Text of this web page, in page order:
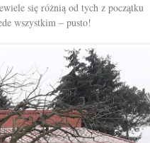
zwiększyć
głośność.
się różnią od tych z początku
wszystkim – pusto!